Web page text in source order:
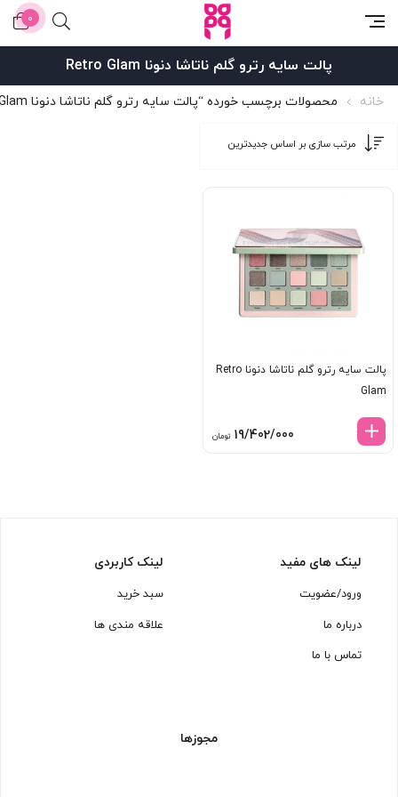
0
پالت سایه رترو گلم ناتاشا دنونا Retro Glam
خانه محصولات برچسب خورده “پالت سایه رترو گلم ناتاشا دنونا Retro Glam”
پالت سایه رترو گلم ناتاشا دنونا Retro
Glam
19/402/000 تومان
لینک های مفید
ورود/عضویت
درباره ما
تماس با ما
لینک کاربردی
سبد خرید
علاقه مندی ها
مجوزها